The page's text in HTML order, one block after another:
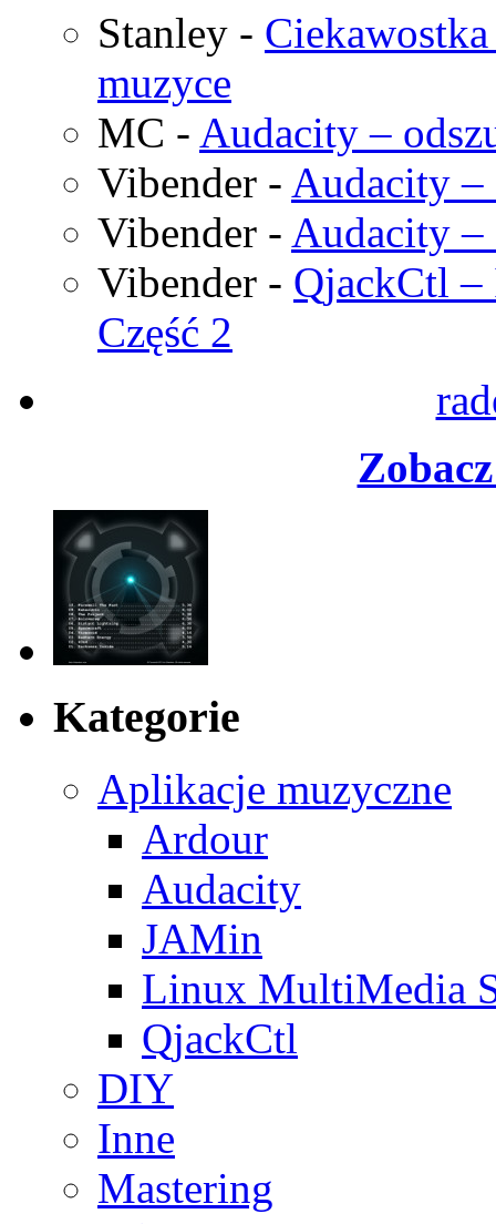
Stanley -
muzyce
MC - Audacity –
Vibender - Audacity –
Vibender - Audacity –
Vibender - QjackCtl –
Część 2
Kategorie
Aplikacje muzyczne
Ardour
Audacity
JAMin
Linux MultiMedia
QjackCtl
DIY
Inne
Mastering